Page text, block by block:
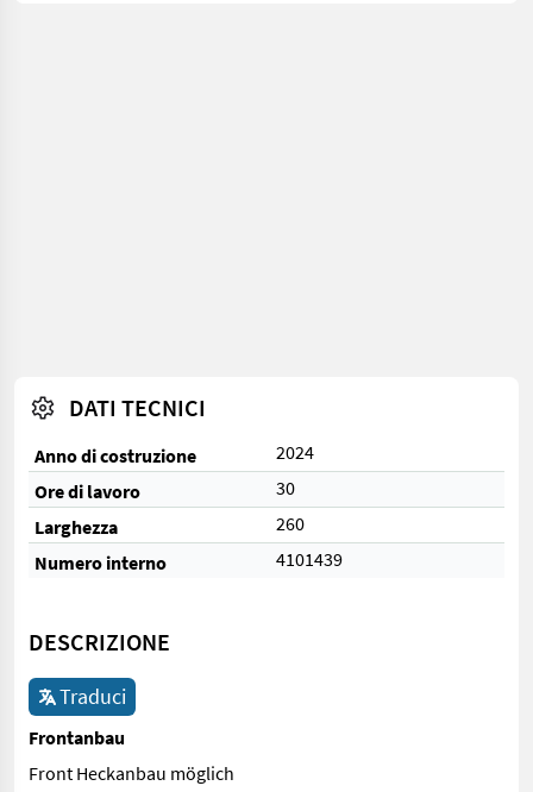
DATI TECNICI
Anno di costruzione
2024
Ore di lavoro
30
Larghezza
260
Numero interno
4101439
DESCRIZIONE
Traduci
Frontanbau
Front Heckanbau möglich